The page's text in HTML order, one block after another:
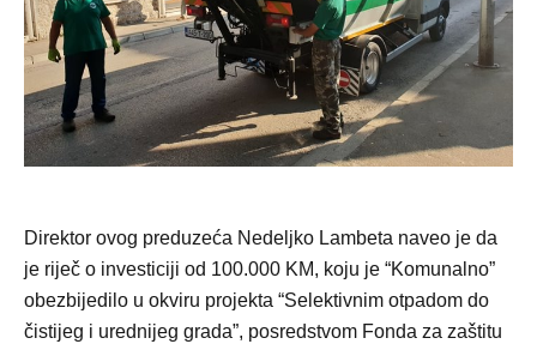
Direktor ovog preduzeća Nedeljko Lambeta naveo je da
je riječ o investiciji od 100.000 KM, koju je “Komunalno”
obezbijedilo u okviru projekta “Selektivnim otpadom do
čistijeg i urednijeg grada”, posredstvom Fonda za zaštitu